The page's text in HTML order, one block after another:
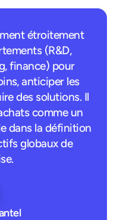
étroitement
(R&D,
finance) pour
anticiper les
des solutions. Il
comme un
dans la définition
globaux de